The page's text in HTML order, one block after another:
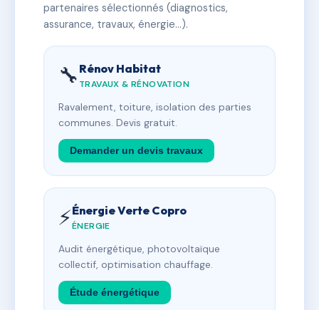
partenaires sélectionnés (diagnostics,
assurance, travaux, énergie…).
🔧 Rénov Habitat
TRAVAUX & RÉNOVATION
Ravalement, toiture, isolation des parties
communes. Devis gratuit.
Demander un devis travaux
⚡Énergie Verte Copro
ÉNERGIE
Audit énergétique, photovoltaïque
collectif, optimisation chauffage.
Étude énergétique